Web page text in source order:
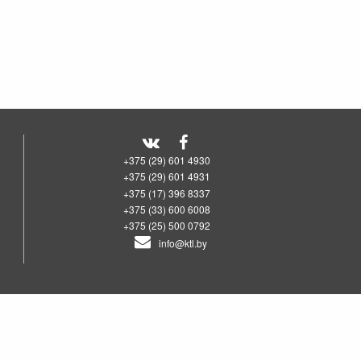
+375 (29) 601 4930
+375 (29) 601 4931
+375 (17) 396 8337
+375 (33) 600 6008
+375 (25) 500 0792
info@ktl.by